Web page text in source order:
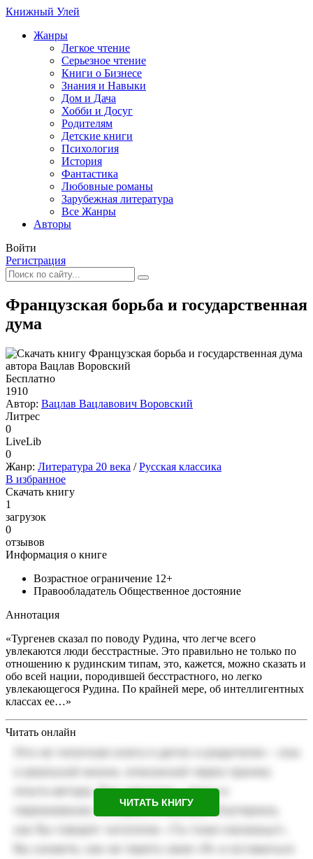
Книжный Улей
Жанры
Легкое чтение
Серьезное чтение
Книги о Бизнесе
Знания и Навыки
Дом и Дача
Хобби и Досуг
Родителям
Детские книги
Психология
История
Фантастика
Любовные романы
Зарубежная литература
Все Жанры
Авторы
Войти
Регистрация
Французская борьба и государственная
дума
Бесплатно
1910
Автор: Вацлав Вацлавович Воровский
Литрес
0
LiveLib
0
Жанр: Литература 20 века /Русская классика
В избранное
Скачать книгу
1
загрузок
0
отзывов
Информация о книге
Возрастное ограничение 12+
Правообладатель Общественное достояние
Аннотация
«Тургенев сказал по поводу Рудина, что легче всего
увлекаются люди бесстрастные. Это правильно не только по
отношению к рудинским типам, это, кажется, можно сказать и
обо всей нации, породившей бесстрастного, но легко
увлекающегося Рудина. По крайней мере, об интеллигентных
классах ее…»
Читать онлайн
ЧИТАТЬ КНИГУ